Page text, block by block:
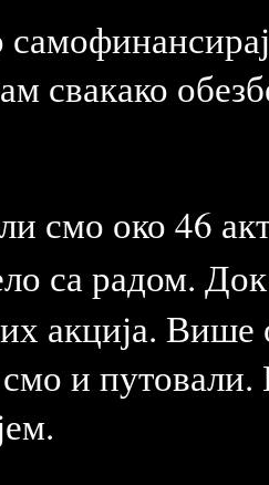
свакако
смо око 46
са радом.
акција.
и